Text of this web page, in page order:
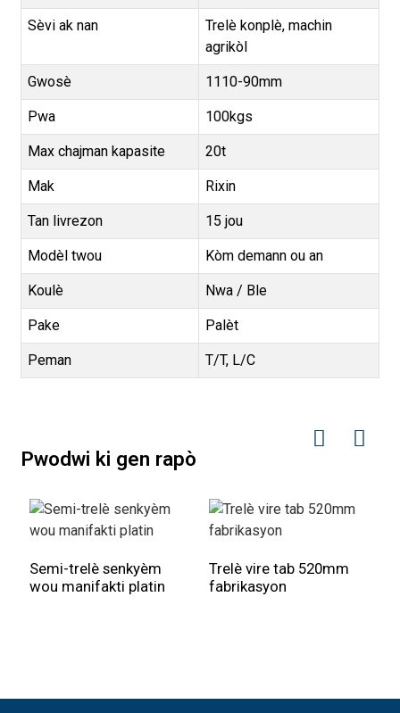
Sèvi ak nan
Trelè konplè, machin
agrikòl
Gwosè 1110-90mm
Pwa 100kgs
Max chajman kapasite 20t
Mak Rixin
Tan livrezon 15 jou
Modèl twou Kòm demann ou an
Koulè Nwa / Ble
Pake Palèt
Peman T/T, L/C
Pwodwi ki gen rapò
Semi-trelè senkyèm
wou manifakti platin
Trelè vire tab 520mm
fabrikasyon